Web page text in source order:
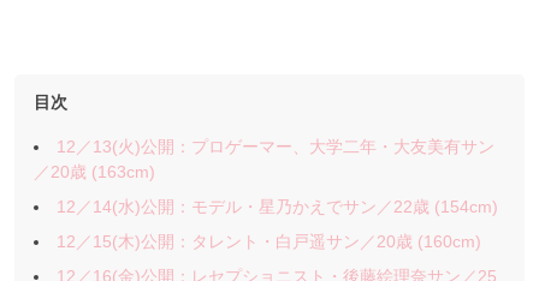
目次
12／13(火)公開：プロゲーマー、大学二年・大友美有サン
／20歳 (163cm)
12／14(水)公開：モデル・星乃かえでサン／22歳 (154cm)
12／15(木)公開：タレント・白戸遥サン／20歳 (160cm)
12／16(金)公開：レセプショニスト・後藤絵理奈サン／25